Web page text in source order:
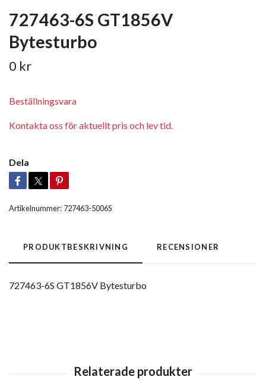
727463-6S GT1856V
Bytesturbo
0 kr
Beställningsvara
Kontakta oss för aktuellt pris och lev tid.
Dela
Artikelnummer: 727463-5006S
PRODUKTBESKRIVNING RECENSIONER
727463-6S GT1856V Bytesturbo